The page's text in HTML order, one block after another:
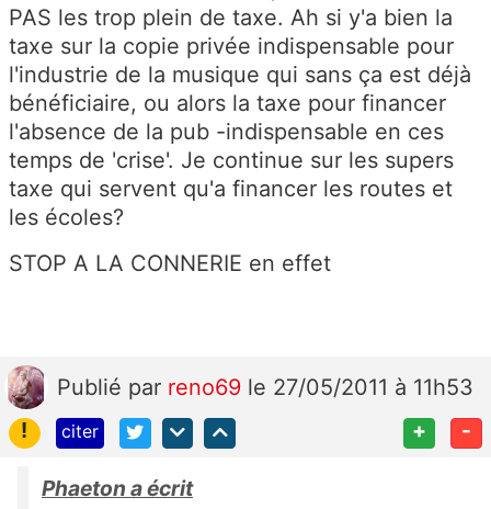
PAS les trop plein de taxe. Ah si y'a bien la
taxe sur la copie privée indispensable pour
l'industrie de la musique qui sans ça est déjà
bénéficiaire, ou alors la taxe pour financer
l'absence de la pub -indispensable en ces
temps de 'crise'. Je continue sur les supers
taxe qui servent qu'a financer les routes et
les écoles?
STOP A LA CONNERIE en effet
Publié par reno69 le 27/05/2011 à 11h53
!
citer + -
Phaeton a écrit